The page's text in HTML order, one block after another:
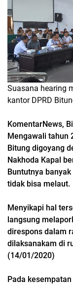
Suasana hearing
kantor DPRD
KomentarNews,
Mengawali tahun
Bitung digoyang
Nakhoda Kapal
Buntutnya
tidak bisa melaut.
Menyikapi hal
langsung
direspons dalam
dilaksanakam di
(14/01/2020)
Pada